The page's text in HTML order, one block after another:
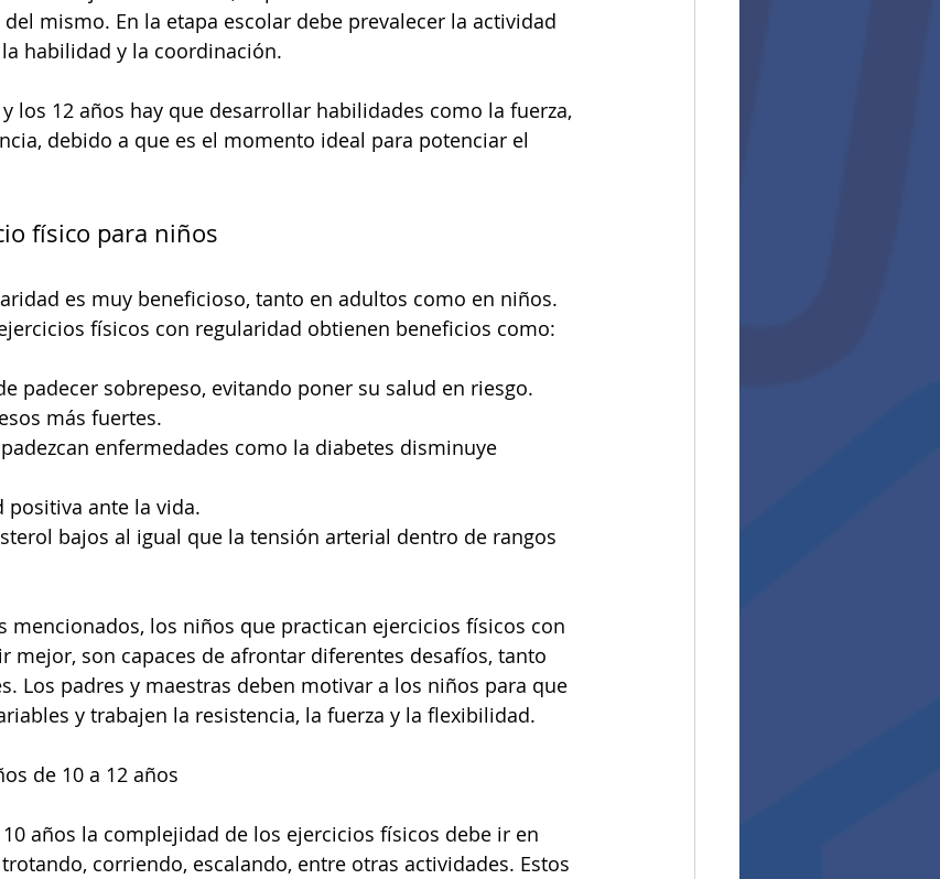
mismo. En la etapa escolar debe prevalecer la actividad
habilidad y la coordinación.
los 12 años hay que desarrollar habilidades como la fuerza,
debido a que es el momento ideal para potenciar el
físico para niños
es muy beneficioso, tanto en adultos como en niños.
físicos con regularidad obtienen beneficios como:
padecer sobrepeso, evitando poner su salud en riesgo.
más fuertes.
enfermedades como la diabetes disminuye
positiva ante la vida.
bajos al igual que la tensión arterial dentro de rangos
mencionados, los niños que practican ejercicios físicos con
mejor, son capaces de afrontar diferentes desafíos, tanto
Los padres y maestras deben motivar a los niños para que
y trabajen la resistencia, la fuerza y la flexibilidad.
de 10 a 12 años
años la complejidad de los ejercicios físicos debe ir en
corriendo, escalando, entre otras actividades. Estos